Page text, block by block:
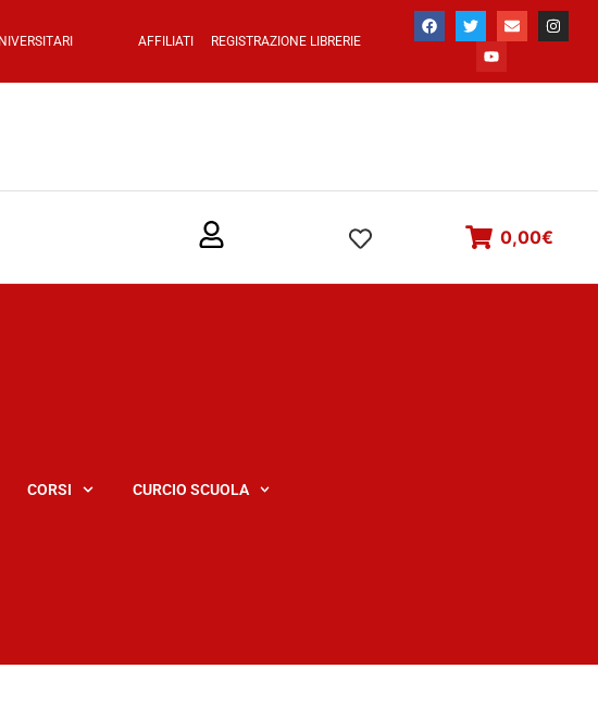
AFFILIATI REGISTRAZIONE LIBRERIE
0,00€
CORSI CURCIO SCUOLA